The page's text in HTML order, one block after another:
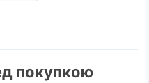
покупкою